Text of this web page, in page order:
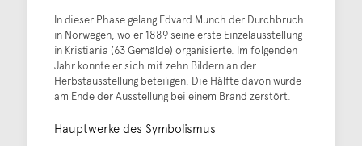
In dieser Phase gelang Edvard Munch der Durchbruch
in Norwegen, wo er 1889 seine erste Einzelausstellung
in Kristiania (63 Gemälde) organisierte. Im folgenden
Jahr konnte er sich mit zehn Bildern an der
Herbstausstellung beteiligen. Die Hälfte davon wurde
am Ende der Ausstellung bei einem Brand zerstört.
Hauptwerke des Symbolismus